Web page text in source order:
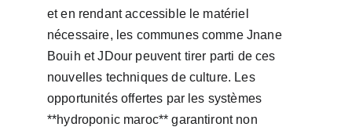
et en rendant accessible le matériel
nécessaire, les communes comme Jnane
Bouih et JDour peuvent tirer parti de ces
nouvelles techniques de culture. Les
opportunités offertes par les systèmes
**hydroponic maroc** garantiront non